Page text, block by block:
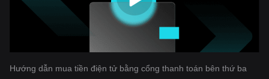
Hướng dẫn mua tiền điện tử bằng cổng thanh toán bên thứ ba